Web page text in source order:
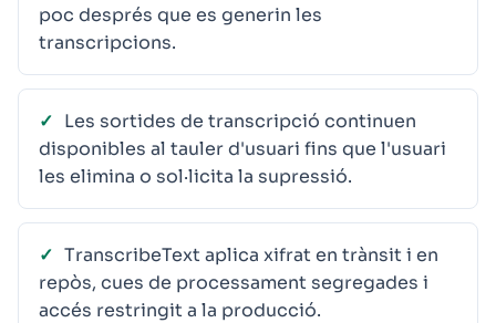
poc després que es generin les
transcripcions.
Les sortides de transcripció continuen
disponibles al tauler d'usuari fins que l'usuari
les elimina o sol·licita la supressió.
TranscribeText aplica xifrat en trànsit i en
repòs, cues de processament segregades i
accés restringit a la producció.